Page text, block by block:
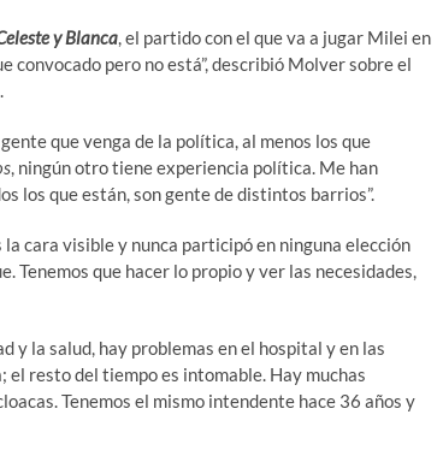
y Blanca, el partido con el que va a jugar Milei en
convocado pero no está”, describió Molver sobre el
que venga de la política, al menos los que
, ningún otro tiene experiencia política. Me han
los que están, son gente de distintos barrios”.
cara visible y nunca participó en ninguna elección
Tenemos que hacer lo propio y ver las necesidades,
y la salud, hay problemas en el hospital y en las
el resto del tiempo es intomable. Hay muchas
Tenemos el mismo intendente hace 36 años y